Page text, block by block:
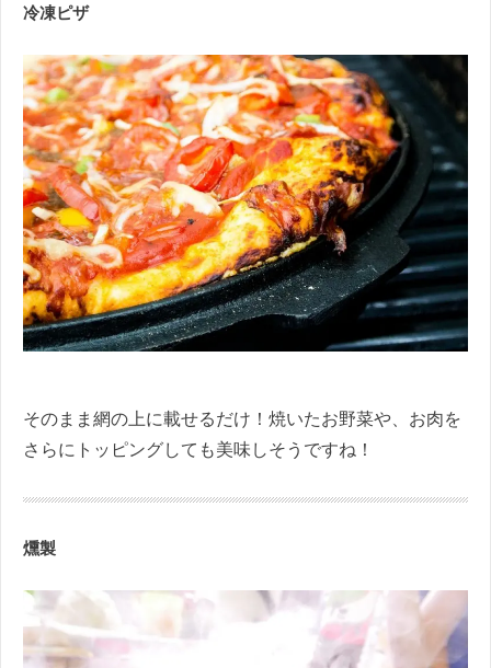
冷凍ピザ
そのまま網の上に載せるだけ！焼いたお野菜や、お肉を
さらにトッピングしても美味しそうですね！
燻製